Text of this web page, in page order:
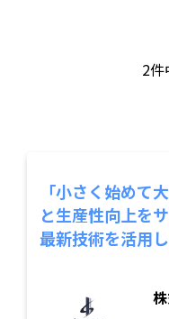
2件
「小さく始めて
と生産性向上を
最新技術を活用